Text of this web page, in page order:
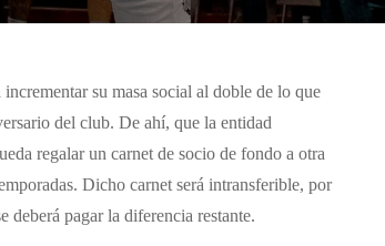
su masa social al doble de lo que
del club. De ahí, que la entidad
regalar un carnet de socio de fondo a otra
Dicho carnet será intransferible, por
deberá pagar la diferencia restante.